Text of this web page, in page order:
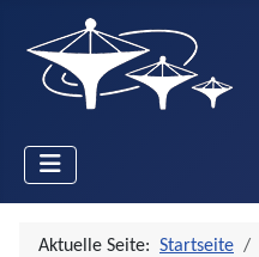
Aktuelle Seite: Startseite